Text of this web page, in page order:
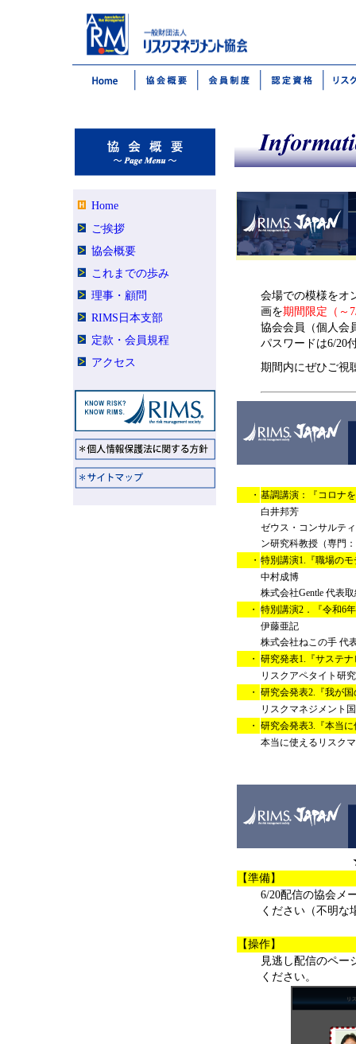
Home
ご挨拶
協会概要
これまでの歩み
理事・顧問
RIMS日本支部
定款・会員規程
アクセス
会場での模様をオ
画を期間限定（～
協会会員（個人会
パスワードは6/20
期間内にぜひご視
・ 基調講演：『コロナ
白井邦芳
ゼウス・コンサルテ
ン研究科教授（専門
・ 特別講演1.『職場の
中村成博
株式会社Gentle 代表
・ 特別講演2．『令和6
伊藤亜記
株式会社ねこの手 代
・ 研究発表1.『サステ
リスクアペタイト研
・ 研究会発表2.『我が
リスクマネジメント
・ 研究会発表3.『本当
本当に使えるリスク
【準備】
6/20配信の協会メ
ください（不明な
【操作】
見逃し配信のペー
ください。